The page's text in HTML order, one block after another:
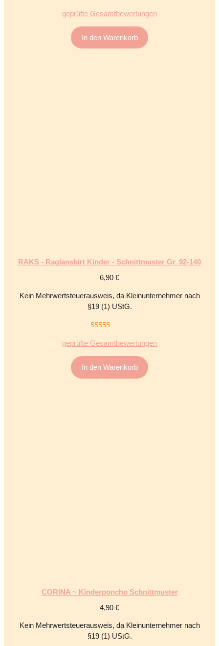
geprüfte Gesamtbewertungen
In den Warenkorb
RAKS - Raglanshirt Kinder - Schnittmuster Gr. 92-140
6,90 €
Kein Mehrwertsteuerausweis, da Kleinunternehmer nach
§19 (1) UStG.
geprüfte Gesamtbewertungen
In den Warenkorb
CORINA ~ Kinderponcho Schnittmuster
4,90 €
Kein Mehrwertsteuerausweis, da Kleinunternehmer nach
§19 (1) UStG.